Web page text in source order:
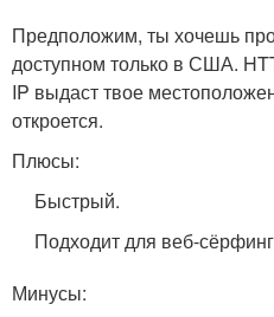
Предположим, ты хочешь
доступном только в США.
IP выдаст твое
откроется.
Плюсы:
Быстрый.
Подходит для
Минусы: